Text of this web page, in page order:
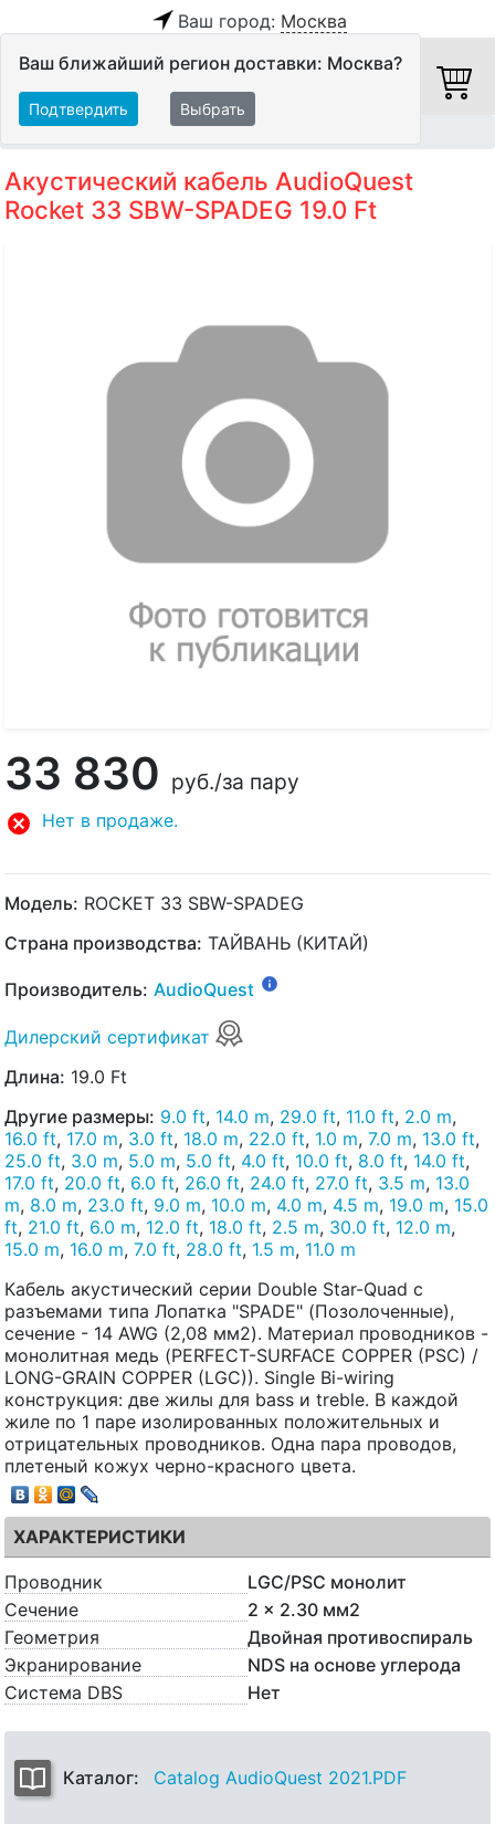
Ваш город: Москва
Ваш ближайший регион доставки: Москва?
Подтвердить Выбрать
Акустический кабель AudioQuest
Rocket 33 SBW-SPADEG 19.0 Ft
33 830 руб./за пару
Нет в продаже.
Модель: ROCKET 33 SBW-SPADEG
Страна производства: ТАЙВАНЬ (КИТАЙ)
Производитель: AudioQuest
Дилерский сертификат
Длина: 19.0 Ft
Другие размеры: 9.0 ft, 14.0 m, 29.0 ft, 11.0 ft, 2.0 m,
16.0 ft, 17.0 m, 3.0 ft, 18.0 m, 22.0 ft, 1.0 m, 7.0 m, 13.0 ft,
25.0 ft, 3.0 m, 5.0 m, 5.0 ft, 4.0 ft, 10.0 ft, 8.0 ft, 14.0 ft,
17.0 ft, 20.0 ft, 6.0 ft, 26.0 ft, 24.0 ft, 27.0 ft, 3.5 m, 13.0
m, 8.0 m, 23.0 ft, 9.0 m, 10.0 m, 4.0 m, 4.5 m, 19.0 m, 15.0
ft, 21.0 ft, 6.0 m, 12.0 ft, 18.0 ft, 2.5 m, 30.0 ft, 12.0 m,
15.0 m, 16.0 m, 7.0 ft, 28.0 ft, 1.5 m, 11.0 m
Кабель акустический серии Double Star-Quad с
разъемами типа Лопатка "SPADE" (Позолоченные),
сечение - 14 AWG (2,08 мм2). Материал проводников -
монолитная медь (PERFECT-SURFACE COPPER (PSC) /
LONG-GRAIN COPPER (LGC)). Single Bi-wiring
конструкция: две жилы для bass и treble. В каждой
жиле по 1 паре изолированных положительных и
отрицательных проводников. Одна пара проводов,
плетеный кожух черно-красного цвета.
ХАРАКТЕРИСТИКИ
Проводник
LGC/PSC монолит
Сечение
2 x 2.30 мм2
Геометрия
Двойная противоспираль
Экранирование
NDS на основе углерода
Система DBS
Нет
Каталог: Catalog AudioQuest 2021.PDF